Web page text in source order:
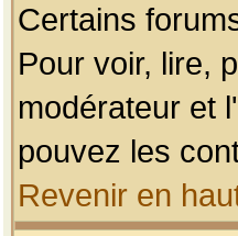
Certains
Pour voir, lire,
modérateur et
pouvez les
Revenir en